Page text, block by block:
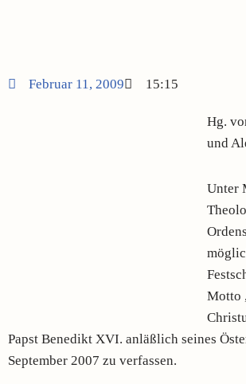
Februar 11, 2009 15:15
Hg.
und
Unter
Motto
Papst Benedikt XVI. anläßlich seines
September 2007 zu verfassen.